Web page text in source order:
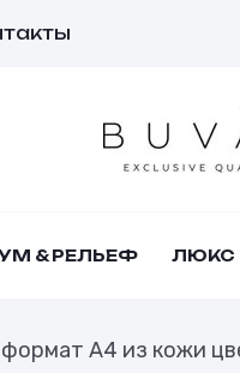
& РЕЛЬЕФ ЛЮКС
А4 из кожи